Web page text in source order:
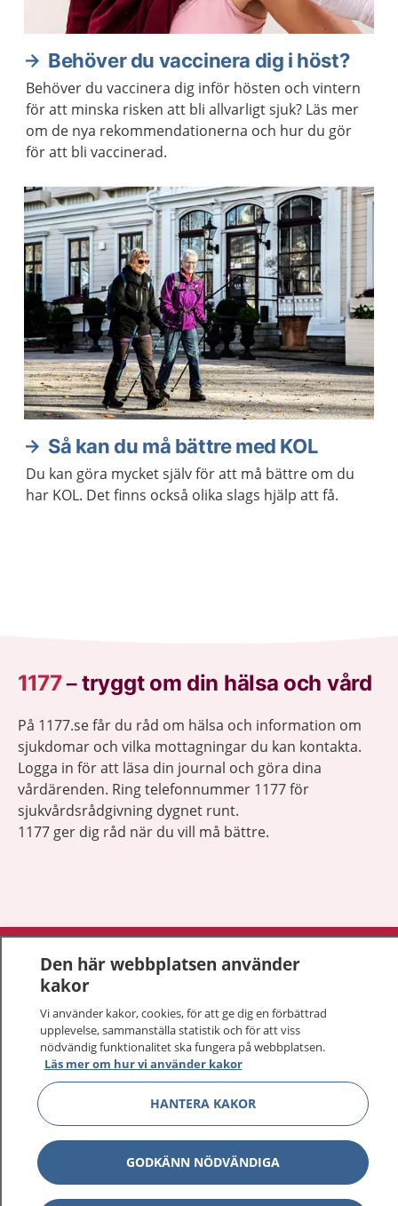
Behöver du vaccinera dig i höst?
Behöver du vaccinera dig inför hösten och vintern
för att minska risken att bli allvarligt sjuk? Läs mer
om de nya rekommendationerna och hur du gör
för att bli vaccinerad.
Så kan du må bättre med KOL
Du kan göra mycket själv för att må bättre om du
har KOL. Det finns också olika slags hjälp att få.
1177–tryggt om din hälsa och vård
På 1177.se får du råd om hälsa och information om
sjukdomar och vilka mottagningar du kan kontakta.
Logga in för att läsa din journal och göra dina
vårdärenden. Ring telefonnummer 1177 för
sjukvårdsrådgivning dygnet runt.
1177 ger dig råd när du vill må bättre.
Kontakt
Behandling av personuppgifter
Hantering av kakor
Den här webbplatsen använder
kakor
Vi använder kakor, cookies, för att ge dig en förbättrad
upplevelse, sammanställa statistik och för att viss
nödvändig funktionalitet ska fungera på webbplatsen.
Läs mer om hur vi använder kakor
HANTERA KAKOR
GODKÄNN NÖDVÄNDIGA